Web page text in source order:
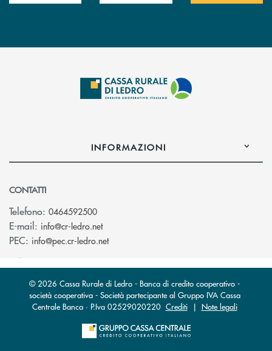
INFORMAZIONI
CONTATTI
Telefono: 0464592500
E-mail: info@cr-ledro.net(si apre l’app di posta elettronica)
PEC: info@pec.cr-ledro.net(si apre l’app di posta elettronica)
© 2026 Cassa Rurale di Ledro - Banca di credito cooperativo -
società cooperativa - Società partecipante al Gruppo IVA Cassa
Centrale Banca · P.Iva 02529020220 Crediti| Note legali